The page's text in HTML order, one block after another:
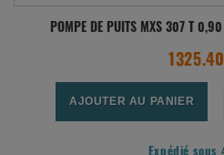
POMPE DE PUITS MXS 307 T
AJOUTER AU PANIER